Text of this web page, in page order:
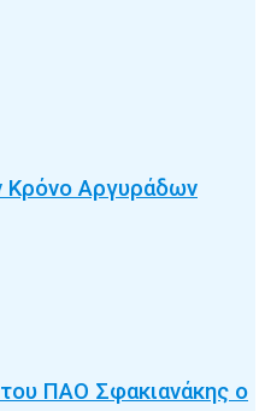
Κρόνο Αργυράδων
ΠΑΟ Σφακιανάκης ο